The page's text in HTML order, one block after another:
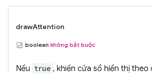
drawAttention
boolean không bắt buộc
Nếu true , khiến cửa sổ hiển thị